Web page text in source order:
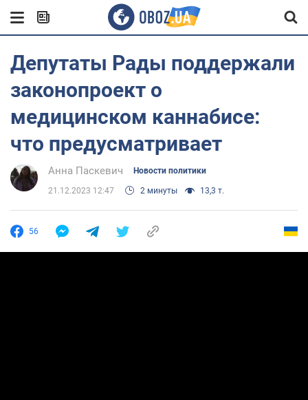
Депутаты Рады поддержали
законопроект о
медицинском каннабисе:
что предусматривает
Анна Паскевич Новости политики
21.12.2023 12:47 2 минуты 13,3 т.
56